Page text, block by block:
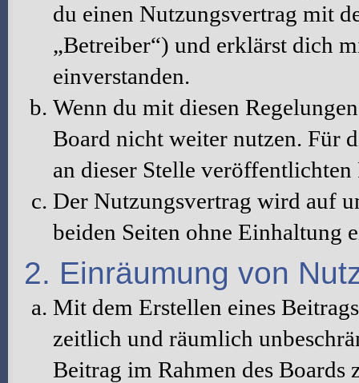
du einen Nutzungsvertrag mit
„Betreiber“) und erklärst dich
einverstanden.
Wenn du mit diesen
Board nicht weiter nutzen. Für
an dieser Stelle veröffentlichten
Der Nutzungsvertrag wird auf
beiden Seiten ohne Einhaltung
2. Einräumung von
Mit dem Erstellen eines
zeitlich und räumlich
Beitrag im Rahmen des Boards